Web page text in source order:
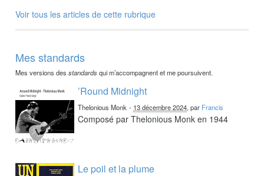
Voir tous les articles de cette rubrique
Mes standards
Mes versions desstandardsqui m’accompagnent et me poursuivent.
’Round Midnight
Thelonious Monk - 13 décembre 2024, par Francis
Composé par Thelonious Monk en 1944
Le poil et la plume